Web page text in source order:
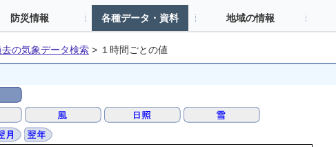
防災情報 各種データ・資料 地域の情報
去の気象データ検索 > １時間ごとの値